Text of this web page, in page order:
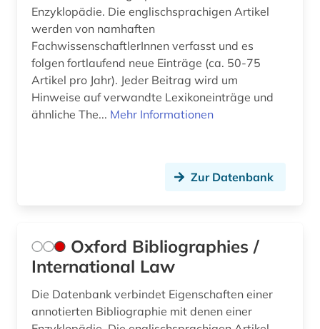
Enzyklopädie. Die englischsprachigen Artikel
werden von namhaften
FachwissenschaftlerInnen verfasst und es
folgen fortlaufend neue Einträge (ca. 50-75
Artikel pro Jahr). Jeder Beitrag wird um
Hinweise auf verwandte Lexikoneinträge und
ähnliche The... Mehr Informationen
Zur Datenbank
Oxford Bibliographies /
International Law
Die Datenbank verbindet Eigenschaften einer
annotierten Bibliographie mit denen einer